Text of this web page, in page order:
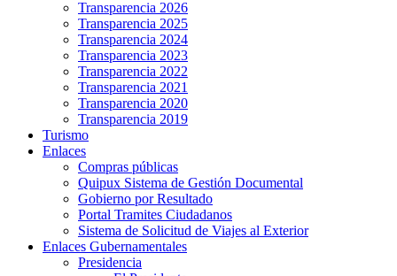
Transparencia 2026
Transparencia 2025
Transparencia 2024
Transparencia 2023
Transparencia 2022
Transparencia 2021
Transparencia 2020
Transparencia 2019
Turismo
Enlaces
Compras públicas
Quipux Sistema de Gestión Documental
Gobierno por Resultado
Portal Tramites Ciudadanos
Sistema de Solicitud de Viajes al Exterior
Enlaces Gubernamentales
Presidencia